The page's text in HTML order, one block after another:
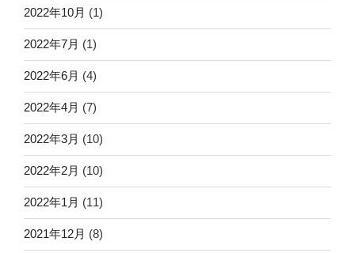
2022年10月 (1)
2022年7月 (1)
2022年6月 (4)
2022年4月 (7)
2022年3月 (10)
2022年2月 (10)
2022年1月 (11)
2021年12月 (8)